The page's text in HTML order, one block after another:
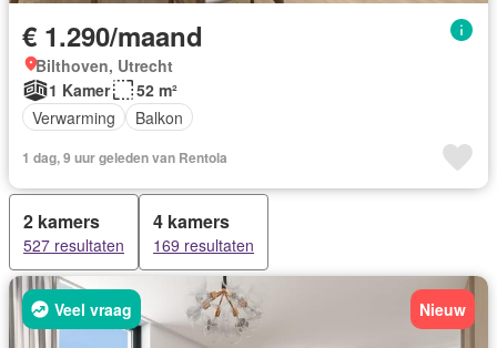
€ 1.290/maand
Bilthoven, Utrecht
1 Kamer
52 m²
Verwarming
Balkon
1 dag, 9 uur geleden van Rentola
2 kamers
527 resultaten
4 kamers
169 resultaten
Veel vraag Nieuw